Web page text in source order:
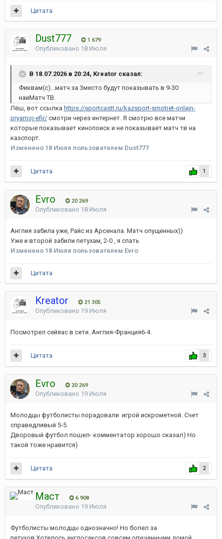
Цитата
Dust777 1 679
Опубликовано 18 Июля
В 18.07.2026 в 20:24, Kreator сказал:
Фиквам(с)...матч за 3место будут показывать в 9-30
наиМатч ТВ.
Лёш, вот ссылка https://sportcastt.ru/kazsport-smotret-onlajn-
pryamoj-efir/ смотри через интернет. Я смотрю все матчи
которые показывает кинопоиск и не показывает матч тв на
казспорт.
Изменено 18 Июля пользователем Dust777
1
Цитата
Evro 20 269
Опубликовано 18 Июля
Англия забила уже, Райс из Арсенала. Матч опущенных))
Уже и второй забили петухам, 2-0 , я спать
Изменено 18 Июля пользователем Evro
Цитата
Kreator 21 305
Опубликовано 19 Июля
Посмотрел сейяас в сети..Англия-Франция6-4.
3
Цитата
Evro 20 269
Опубликовано 19 Июля
Молодцы футболисты порадовали игрой искрометной. Счет
справедливый 5-5.
Дворовый футбол пошел- комментатор хорошо сказал) Но
такой тоже нравится)
2
Цитата
Маст 6 908
Опубликовано 19 Июля
Футболисты молодцы однозначно! Но болел за